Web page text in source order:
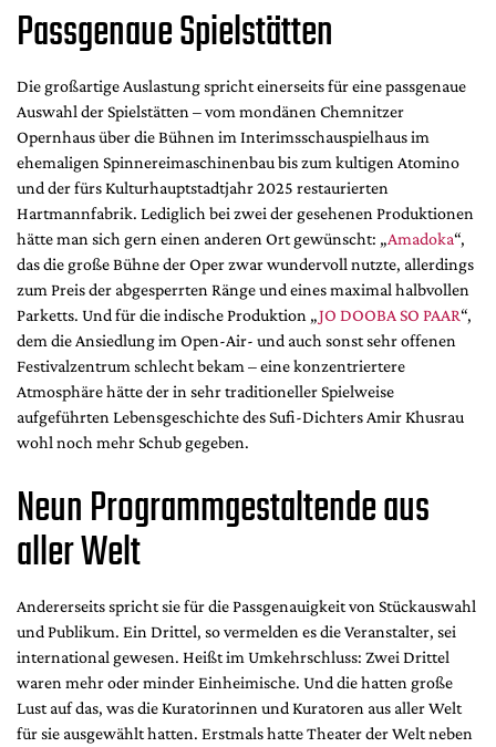
Partner
Mediadaten
Suche
Passgenaue Spielstätten
Die großartige Auslastung spricht einerseits für eine passgenaue
Auswahl der Spielstätten – vom mondänen Chemnitzer
Opernhaus über die Bühnen im Interimsschauspielhaus im
ehemaligen Spinnereimaschinenbau bis zum kultigen Atomino
und der fürs Kulturhauptstadtjahr 2025 restaurierten
Hartmannfabrik. Lediglich bei zwei der gesehenen Produktionen
hätte man sich gern einen anderen Ort gewünscht: „Amadoka“,
das die große Bühne der Oper zwar wundervoll nutzte, allerdings
zum Preis der abgesperrten Ränge und eines maximal halbvollen
Parketts. Und für die indische Produktion „JO DOOBA SO PAAR“,
dem die Ansiedlung im Open-Air- und auch sonst sehr offenen
Festivalzentrum schlecht bekam – eine konzentriertere
Atmosphäre hätte der in sehr traditioneller Spielweise
aufgeführten Lebensgeschichte des Sufi-Dichters Amir Khusrau
wohl noch mehr Schub gegeben.
Neun Programmgestaltende aus
aller Welt
Andererseits spricht sie für die Passgenauigkeit von Stückauswahl
und Publikum. Ein Drittel, so vermelden es die Veranstalter, sei
international gewesen. Heißt im Umkehrschluss: Zwei Drittel
waren mehr oder minder Einheimische. Und die hatten große
Lust auf das, was die Kuratorinnen und Kuratoren aus aller Welt
für sie ausgewählt hatten. Erstmals hatte Theater der Welt neben